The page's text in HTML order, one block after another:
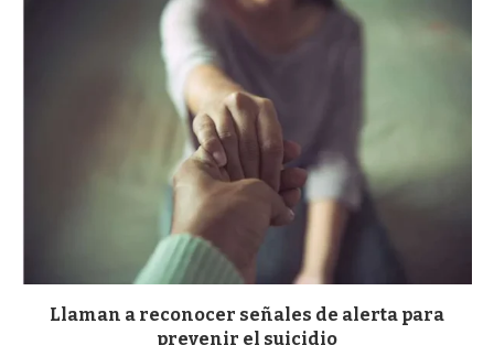
Llaman a reconocer señales de alerta para
prevenir el suicidio